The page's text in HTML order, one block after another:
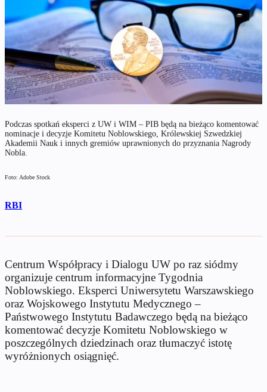
Podczas spotkań eksperci z UW i WIM – PIB będą na bieżąco komentować
nominacje i decyzje Komitetu Noblowskiego, Królewskiej Szwedzkiej
Akademii Nauk i innych gremiów uprawnionych do przyznania Nagrody
Nobla.
Foto: Adobe Stock
RBI
Centrum Współpracy i Dialogu UW po raz siódmy
organizuje centrum informacyjne Tygodnia
Noblowskiego. Eksperci Uniwersytetu Warszawskiego
oraz Wojskowego Instytutu Medycznego –
Państwowego Instytutu Badawczego będą na bieżąco
komentować decyzje Komitetu Noblowskiego w
poszczególnych dziedzinach oraz tłumaczyć istotę
wyróżnionych osiągnięć.